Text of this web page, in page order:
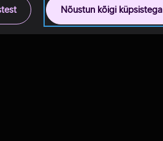
Nõustun kõigi küpsistega